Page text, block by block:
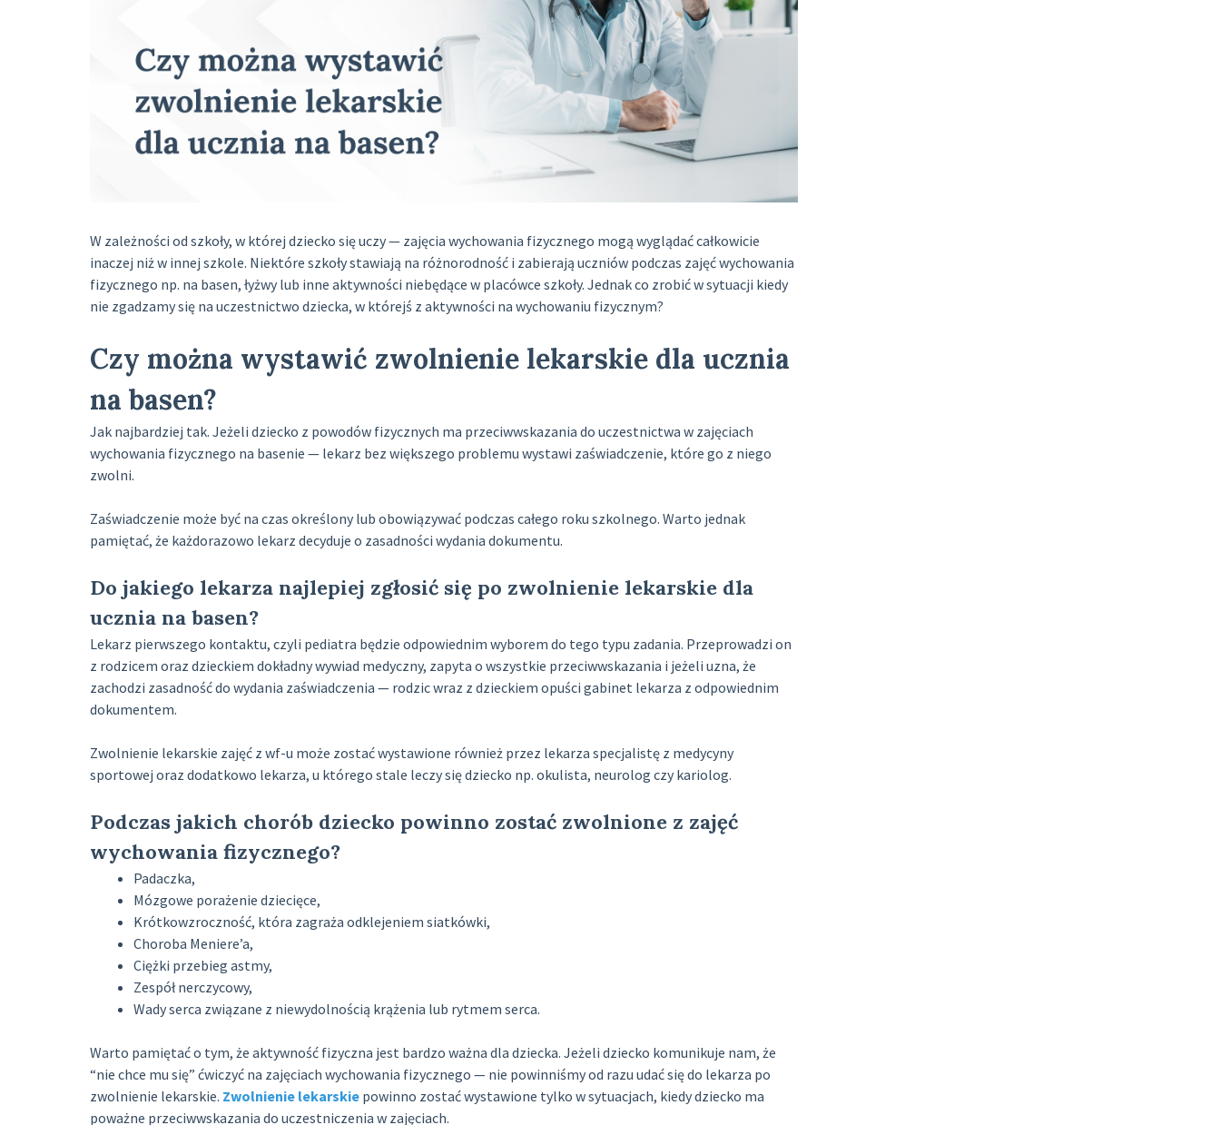
W zależności od szkoły, w której dziecko się uczy — zajęcia wychowania fizycznego mogą wyglądać całkowicie
inaczej niż w innej szkole. Niektóre szkoły stawiają na różnorodność i zabierają uczniów podczas zajęć wychowania
fizycznego np. na basen, łyżwy lub inne aktywności niebędące w placówce szkoły. Jednak co zrobić w sytuacji kiedy
nie zgadzamy się na uczestnictwo dziecka, w którejś z aktywności na wychowaniu fizycznym?
Czy można wystawić zwolnienie lekarskie dla ucznia
na basen?
Jak najbardziej tak. Jeżeli dziecko z powodów fizycznych ma przeciwwskazania do uczestnictwa w zajęciach
wychowania fizycznego na basenie — lekarz bez większego problemu wystawi zaświadczenie, które go z niego
zwolni.
Zaświadczenie może być na czas określony lub obowiązywać podczas całego roku szkolnego. Warto jednak
pamiętać, że każdorazowo lekarz decyduje o zasadności wydania dokumentu.
Do jakiego lekarza najlepiej zgłosić się po zwolnienie lekarskie dla
ucznia na basen?
Lekarz pierwszego kontaktu, czyli pediatra będzie odpowiednim wyborem do tego typu zadania. Przeprowadzi on
z rodzicem oraz dzieckiem dokładny wywiad medyczny, zapyta o wszystkie przeciwwskazania i jeżeli uzna, że
zachodzi zasadność do wydania zaświadczenia — rodzic wraz z dzieckiem opuści gabinet lekarza z odpowiednim
dokumentem.
Zwolnienie lekarskie zajęć z wf-u może zostać wystawione również przez lekarza specjalistę z medycyny
sportowej oraz dodatkowo lekarza, u którego stale leczy się dziecko np. okulista, neurolog czy kariolog.
Podczas jakich chorób dziecko powinno zostać zwolnione z zajęć
wychowania fizycznego?
Padaczka,
Mózgowe porażenie dziecięce,
Krótkowzroczność, która zagraża odklejeniem siatkówki,
Choroba Meniere’a,
Ciężki przebieg astmy,
Zespół nerczycowy,
Wady serca związane z niewydolnością krążenia lub rytmem serca.
Warto pamiętać o tym, że aktywność fizyczna jest bardzo ważna dla dziecka. Jeżeli dziecko komunikuje nam, że
“nie chce mu się” ćwiczyć na zajęciach wychowania fizycznego — nie powinniśmy od razu udać się do lekarza po
zwolnienie lekarskie. Zwolnienie lekarskiepowinno zostać wystawione tylko w sytuacjach, kiedy dziecko ma
poważne przeciwwskazania do uczestniczenia w zajęciach.